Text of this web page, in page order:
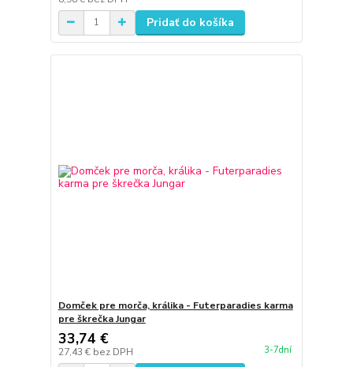
Pridať do košíka
Domček pre morča, králika - Futerparadies karma
pre škrečka Jungar
33,74 €
27,43 € bez DPH 3-7dní